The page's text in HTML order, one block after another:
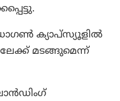
ക്യാപ്‌സ്യൂളിൽ
മടങ്ങുമെന്ന്